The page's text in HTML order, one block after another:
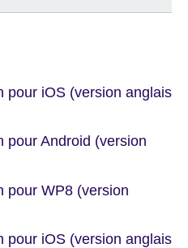
pour iOS (version anglais
pour Android (version
pour WP8 (version
pour iOS (version anglais